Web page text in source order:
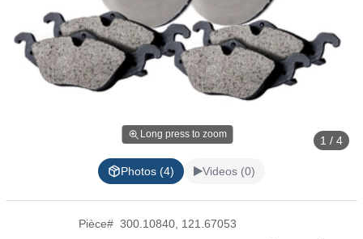
Long press to zoom 1 / 4
Photos (4) Videos (0)
Pièce# 300.10840, 121.67053